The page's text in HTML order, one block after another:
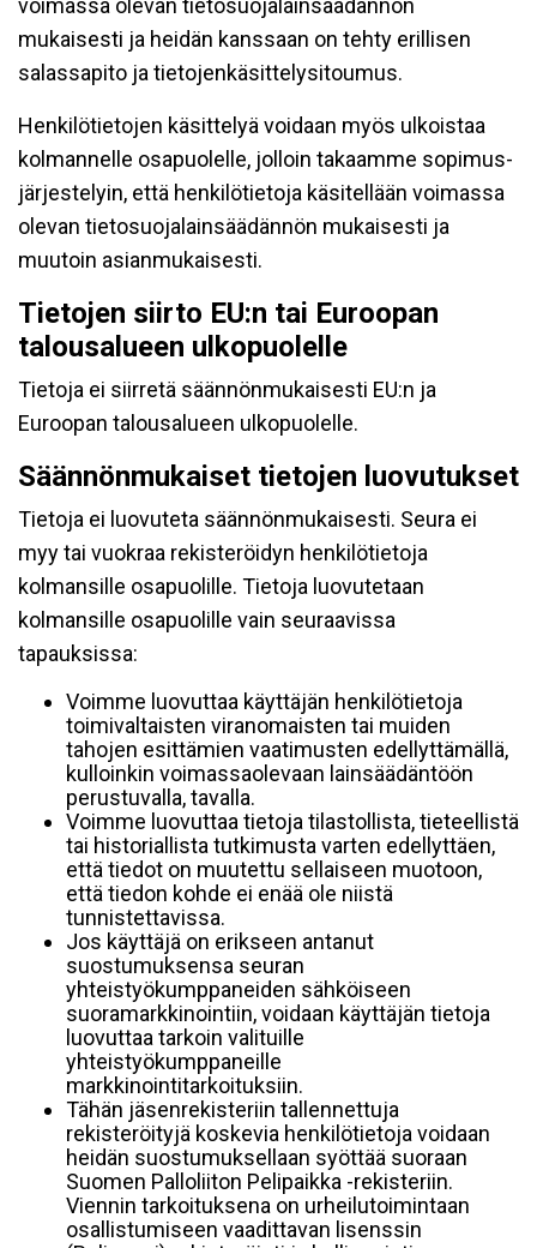
voimassa olevan tietosuojalainsäädännön
mukaisesti ja heidän kanssaan on tehty erillisen
salassapito ja tietojenkäsittelysitoumus.
Henkilötietojen käsittelyä voidaan myös ulkoistaa
kolmannelle osapuolelle, jolloin takaamme sopimus-
järjestelyin, että henkilötietoja käsitellään voimassa
olevan tietosuojalainsäädännön mukaisesti ja
muutoin asianmukaisesti.
Tietojen siirto EU:n tai Euroopan
talousalueen ulkopuolelle
Tietoja ei siirretä säännönmukaisesti EU:n ja
Euroopan talousalueen ulkopuolelle.
Säännönmukaiset tietojen luovutukset
Tietoja ei luovuteta säännönmukaisesti. Seura ei
myy tai vuokraa rekisteröidyn henkilötietoja
kolmansille osapuolille. Tietoja luovutetaan
kolmansille osapuolille vain seuraavissa
tapauksissa:
Voimme luovuttaa käyttäjän henkilötietoja
toimivaltaisten viranomaisten tai muiden
tahojen esittämien vaatimusten edellyttämällä,
kulloinkin voimassaolevaan lainsäädäntöön
perustuvalla, tavalla.
Voimme luovuttaa tietoja tilastollista, tieteellistä
tai historiallista tutkimusta varten edellyttäen,
että tiedot on muutettu sellaiseen muotoon,
että tiedon kohde ei enää ole niistä
tunnistettavissa.
Jos käyttäjä on erikseen antanut
suostumuksensa seuran
yhteistyökumppaneiden sähköiseen
suoramarkkinointiin, voidaan käyttäjän tietoja
luovuttaa tarkoin valituille
yhteistyökumppaneille
markkinointitarkoituksiin.
Tähän jäsenrekisteriin tallennettuja
rekisteröityjä koskevia henkilötietoja voidaan
heidän suostumuksellaan syöttää suoraan
Suomen Palloliiton Pelipaikka -rekisteriin.
Viennin tarkoituksena on urheilutoimintaan
osallistumiseen vaadittavan lisenssin